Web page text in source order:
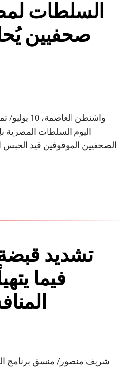
السلطات
صحفيين
اليوم السلطات المصرية
الصحفيين الموقوفين قيد الحبس
تشديد
فيما
شريف منصور/ منسق برنامج